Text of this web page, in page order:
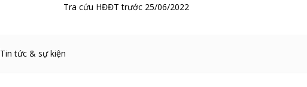
Tra cứu HĐĐT trước 25/06/2022
Tin tức & sự kiện